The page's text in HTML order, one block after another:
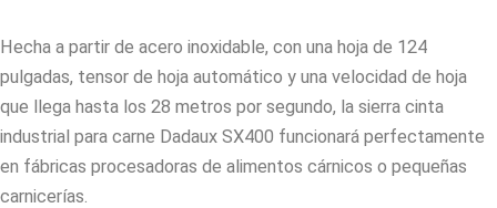
Hecha a partir de acero inoxidable, con una hoja de 124
pulgadas, tensor de hoja automático y una velocidad de hoja
que llega hasta los 28 metros por segundo, la sierra cinta
industrial para carne Dadaux SX400 funcionará perfectamente
en fábricas procesadoras de alimentos cárnicos o pequeñas
carnicerías.